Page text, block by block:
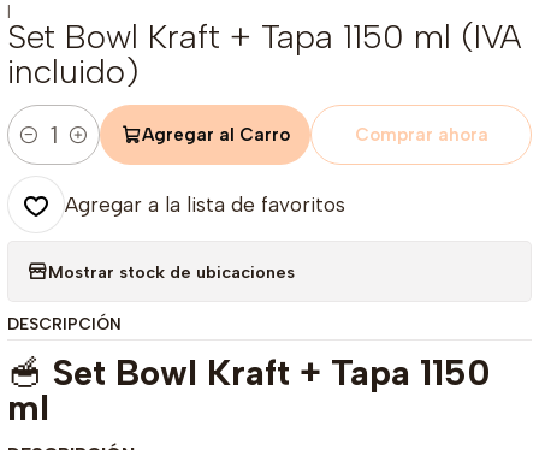
|
Set Bowl Kraft + Tapa 1150 ml (IVA
incluido)
Cantidad
Agregar al Carro Comprar ahora
Agregar a la lista de favoritos
Mostrar stock de ubicaciones
DESCRIPCIÓN
🥣 Set Bowl Kraft + Tapa 1150
ml